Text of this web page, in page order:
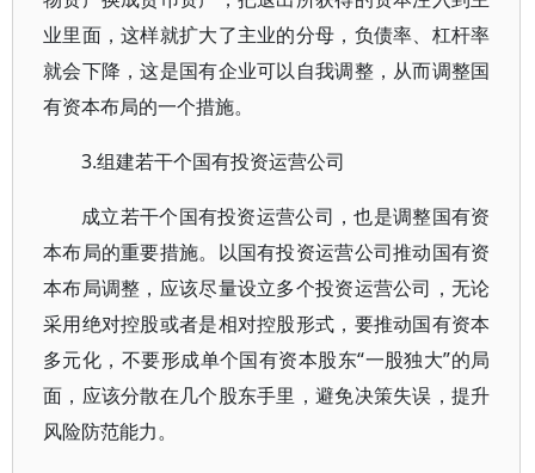
业里面，这样就扩大了主业的分母，负债率、杠杆率
就会下降，这是国有企业可以自我调整，从而调整国
有资本布局的一个措施。
3.组建若干个国有投资运营公司
成立若干个国有投资运营公司，也是调整国有资
本布局的重要措施。以国有投资运营公司推动国有资
本布局调整，应该尽量设立多个投资运营公司，无论
采用绝对控股或者是相对控股形式，要推动国有资本
多元化，不要形成单个国有资本股东“一股独大”的局
面，应该分散在几个股东手里，避免决策失误，提升
风险防范能力。